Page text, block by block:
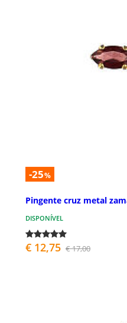
-25%
Pingente cruz metal
DISPONÍVEL
€ 12,75 € 17,00